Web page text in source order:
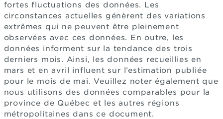
fortes fluctuations des données. Les
circonstances actuelles génèrent des variations
extrêmes qui ne peuvent être pleinement
observées avec ces données. En outre, les
données informent sur la tendance des trois
derniers mois. Ainsi, les données recueillies en
mars et en avril influent sur l’estimation publiée
pour le mois de mai. Veuillez noter également que
nous utilisons des données comparables pour la
province de Québec et les autres régions
métropolitaines dans ce document.